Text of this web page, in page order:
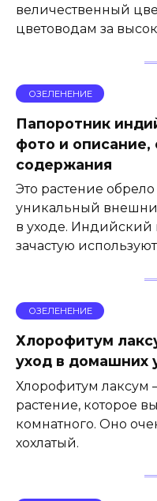
величественный
цветоводам за
ОЗЕЛЕНЕНИЕ
Папоротник
фото и описание,
содержания
Это растение
уникальный
в уходе. Индийский
зачастую
ОЗЕЛЕНЕНИЕ
Хлорофитум
уход в домашних
Хлорофитум лаксум
растение, которое
комнатного. Оно
хохлатый.